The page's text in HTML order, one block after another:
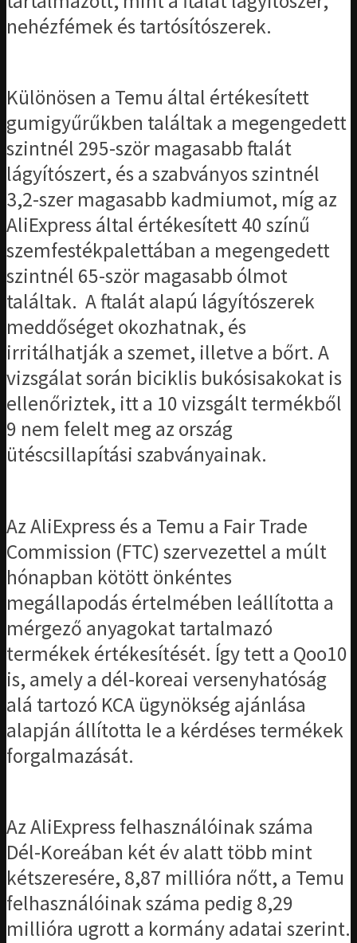
nehézfémek és tartósítószerek.
Különösen a Temu által értékesített
gumigyűrűkben találtak a megengedett
szintnél 295-ször magasabb ftalát
lágyítószert, és a szabványos szintnél
3,2-szer magasabb kadmiumot, míg az
AliExpress által értékesített 40 színű
szemfestékpalettában a megengedett
szintnél 65-ször magasabb ólmot
találtak. A ftalát alapú lágyítószerek
meddőséget okozhatnak, és
irritálhatják a szemet, illetve a bőrt. A
vizsgálat során biciklis bukósisakokat is
ellenőriztek, itt a 10 vizsgált termékből
9 nem felelt meg az ország
ütéscsillapítási szabványainak.
Az AliExpress és a Temu a Fair Trade
Commission (FTC) szervezettel a múlt
hónapban kötött önkéntes
megállapodás értelmében leállította a
mérgező anyagokat tartalmazó
termékek értékesítését. Így tett a Qoo10
is, amely a dél-koreai versenyhatóság
alá tartozó KCA ügynökség ajánlása
alapján állította le a kérdéses termékek
forgalmazását.
Az AliExpress felhasználóinak száma
Dél-Koreában két év alatt több mint
kétszeresére, 8,87 millióra nőtt, a Temu
felhasználóinak száma pedig 8,29
millióra ugrott a kormány adatai szerint.